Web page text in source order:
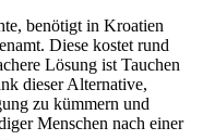
benötigt in Kroatien
Diese kostet rund
Lösung ist Tauchen
dieser Alternative,
zu kümmern und
Menschen nach einer